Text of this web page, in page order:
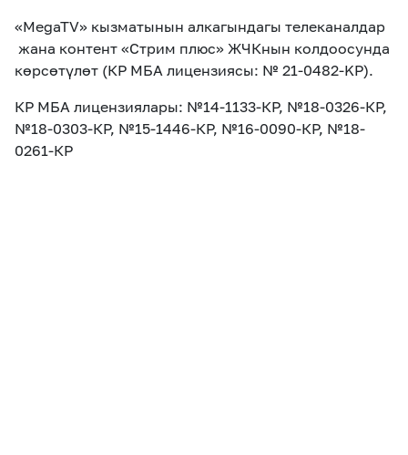
«MegaTV» кызматынын алкагындагы телеканалдар
жана контент «Стрим плюс» ЖЧКнын колдоосунда
көрсөтүлөт (КР МБА лицензиясы: № 21-0482-KР).
КР МБА лицензиялары: №14-1133-КР, №18-0326-КР,
№18-0303-КР, №15-1446-КР, №16-0090-КР, №18-
0261-КР